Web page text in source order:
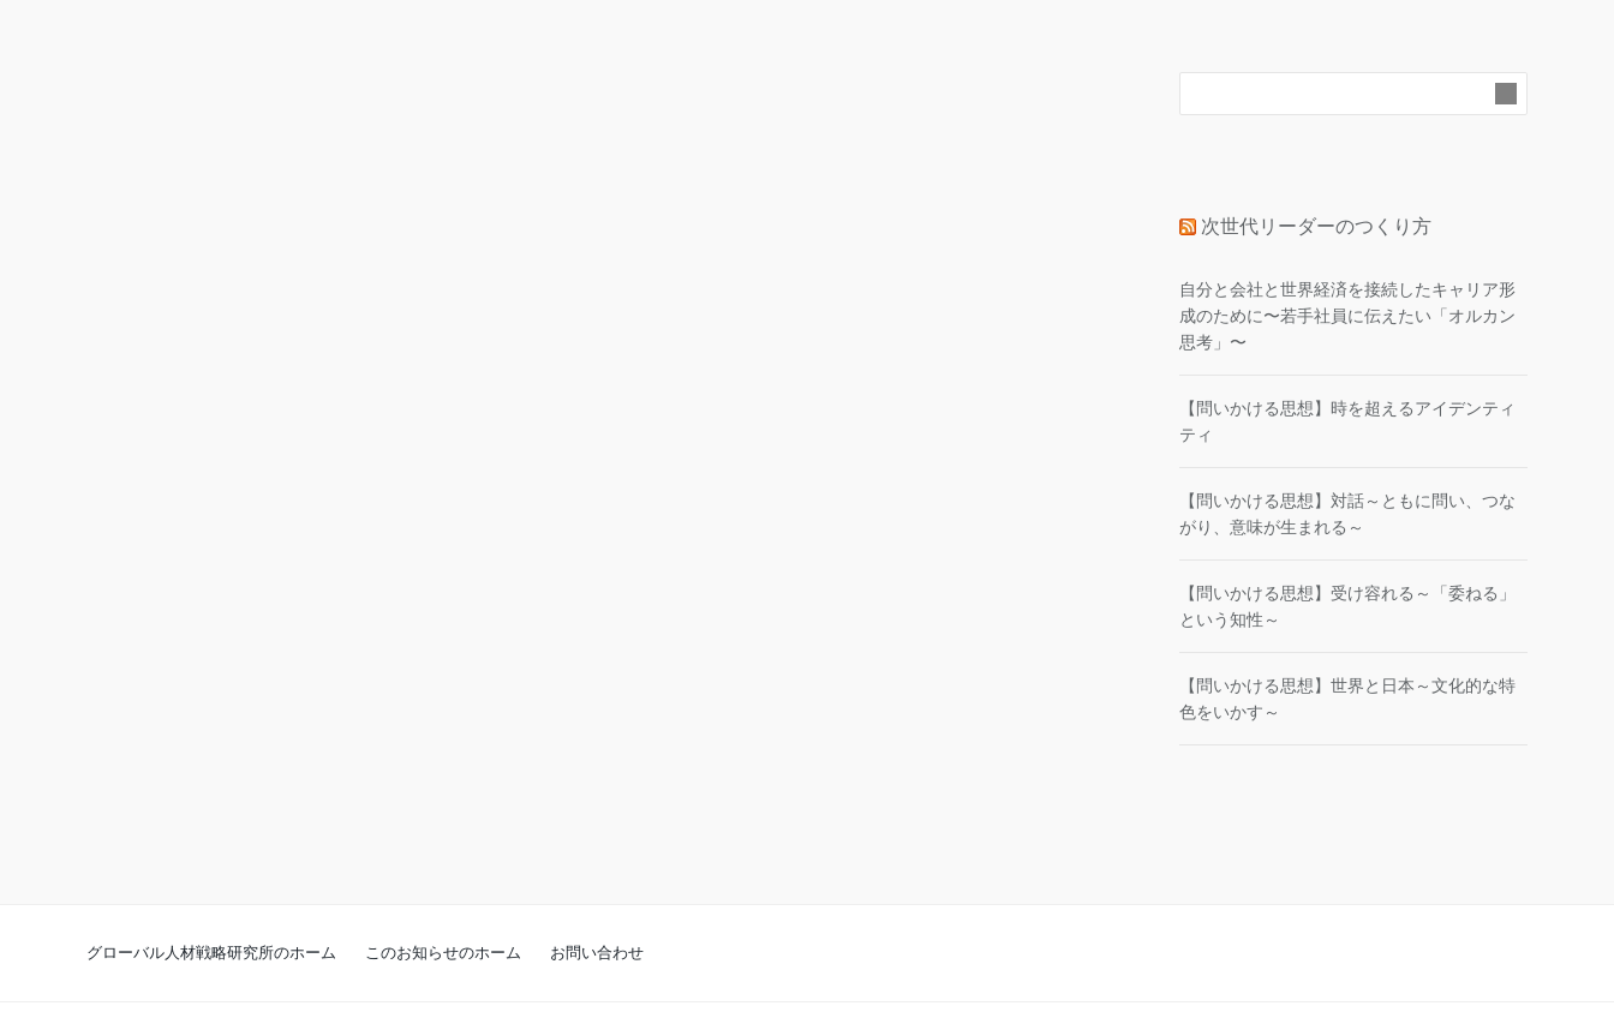
次世代リーダーのつくり方
自分と会社と世界経済を接続したキャリア形
成のために〜若手社員に伝えたい「オルカン
思考」〜
【問いかける思想】時を超えるアイデンティ
ティ
【問いかける思想】対話～ともに問い、つな
がり、意味が生まれる～
【問いかける思想】受け容れる～「委ねる」
という知性～
【問いかける思想】世界と日本～文化的な特
色をいかす～
グローバル人材戦略研究所のホーム このお知らせのホーム お問い合わせ